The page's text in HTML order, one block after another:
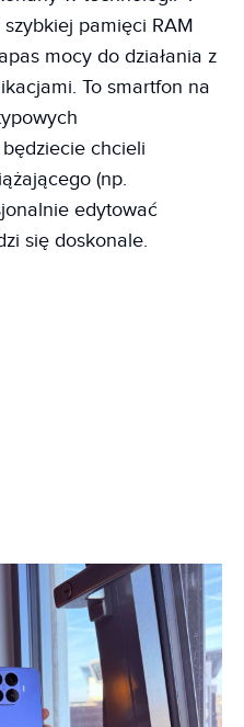
szybkiej pamięci RAM
mocy do działania z
To smartfon na
chcieli
(np.
edytować
się doskonale.